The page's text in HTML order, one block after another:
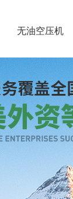
无油空压机